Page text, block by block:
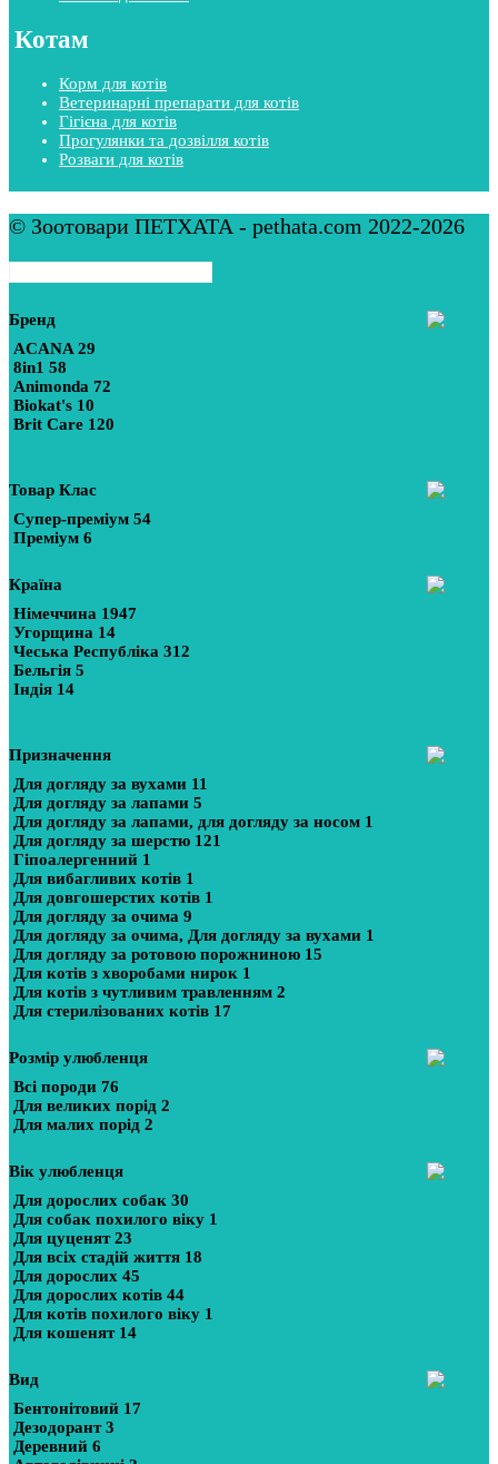
Котам
Корм для котів
Ветеринарні препарати для котів
Гігієна для котів
Прогулянки та дозвілля котів
Розваги для котів
© Зоотовари ПЕТХАТА - pethata.com 2022-2026
Бренд
ACANA29
8in1 58
Animonda 72
Biokat's 10
Brit Care 120
Товар Клас
Супер-преміум 54
Преміум 6
Країна
Німеччина 1947
Угорщина 14
Чеська Республіка 312
Бельгія 5
Індія 14
Призначення
Для догляду за вухами 11
Для догляду за лапами 5
Для догляду за лапами, для догляду за носом 1
Для догляду за шерстю 121
Гіпоалергенний 1
Для вибагливих котів 1
Для довгошерстих котів 1
Для догляду за очима 9
Для догляду за очима, Для догляду за вухами 1
Для догляду за ротовою порожниною 15
Для котів з хворобами нирок 1
Для котів з чутливим травленням 2
Для стерилізованих котів 17
Розмір улюбленця
Всі породи 76
Для великих порід 2
Для малих порід 2
Вік улюбленця
Для дорослих собак 30
Для собак похилого віку 1
Для цуценят23
Для всіх стадій життя 18
Для дорослих 45
Для дорослих котів 44
Для котів похилого віку 1
Для кошенят 14
Вид
Бентонітовий 17
Дезодорант3
Деревний 6